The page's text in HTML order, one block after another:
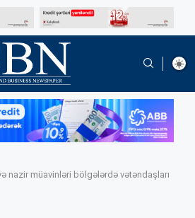
nazir müavinləri bölgələrdə vətəndaşları